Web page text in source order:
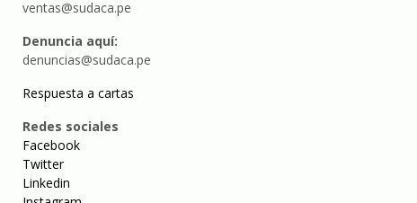
ventas@sudaca.pe
Denuncia aquí:
denuncias@sudaca.pe
Respuesta a cartas
Redes sociales
Facebook
Twitter
Linkedin